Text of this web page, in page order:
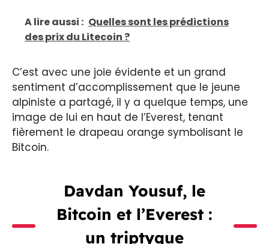
A lire aussi : Quelles sont les prédictions
des prix du Litecoin ?
C’est avec une joie évidente et un grand
sentiment d’accomplissement que le jeune
alpiniste a partagé, il y a quelque temps, une
image de lui en haut de l’Everest, tenant
fièrement le drapeau orange symbolisant le
Bitcoin.
Davdan Yousuf, le
Bitcoin et l’Everest :
un triptyque